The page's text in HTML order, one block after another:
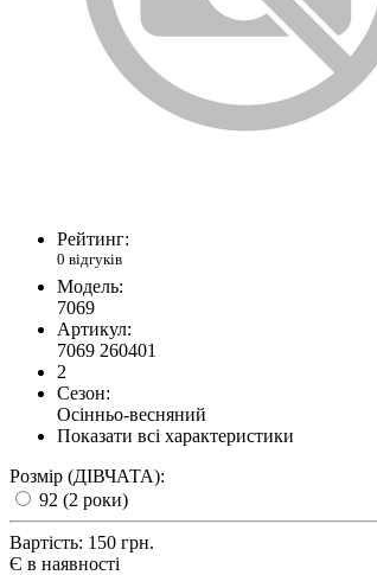
Рейтинг:
0 відгуків
Модель:
7069
Артикул:
7069 260401
2
Сезон:
Осінньо-весняний
Показати всі характеристики
Розмір (ДІВЧАТА):
92 (2 роки)
Вартість: 150 грн.
Є в наявності